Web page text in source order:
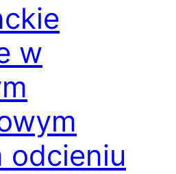
w
odcieniu